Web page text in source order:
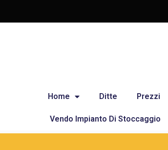
Home Ditte Prezzi
Vendo Impianto Di Stoccaggio